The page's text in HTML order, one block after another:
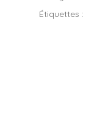
Étiquettes :